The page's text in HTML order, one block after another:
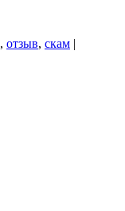
, отзыв, скам |